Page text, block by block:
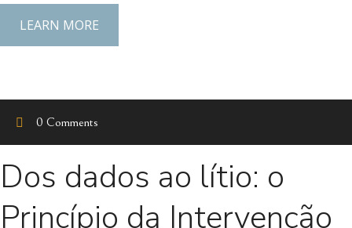
LEARN MORE
0 Comments
Dos dados ao lítio: o
Princípio da Intervenção